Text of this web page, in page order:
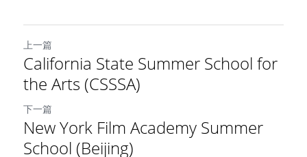
上一篇
California State Summer School for
the Arts (CSSSA)
下一篇
New York Film Academy Summer
School (Beijing)